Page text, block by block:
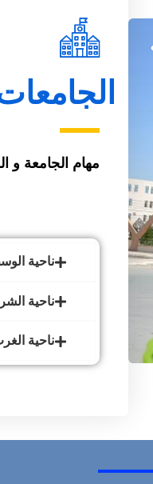
الجامعات
مهام الجامعة و
ناحية الوسط
ناحية الشرق
ناحية الغرب